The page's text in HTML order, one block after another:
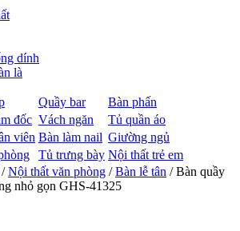
dính
là
Quầy bar
Bàn phấn
đốc Vách ngăn
Tủ quần áo
viên Bàn làm nail Giường ngủ
Tủ trưng bày Nội thất trẻ em
/Nội thất văn phòng /Bàn lễ tân / Bàn quầy
nhỏ gọn GHS-41325